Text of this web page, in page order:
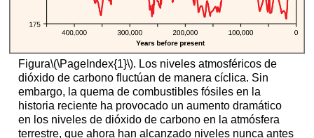
Figura\(\PageIndex{1}\). Los niveles atmosféricos de
dióxido de carbono fluctúan de manera cíclica. Sin
embargo, la quema de combustibles fósiles en la
historia reciente ha provocado un aumento dramático
en los niveles de dióxido de carbono en la atmósfera
terrestre, que ahora han alcanzado niveles nunca antes